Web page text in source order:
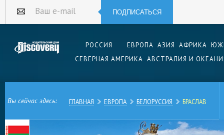
Ваш e-mail ПОДПИСАТЬСЯ
РОССИЯ ЕВРОПА АЗИЯ АФРИКА
СЕВЕРНАЯ АМЕРИКА АВСТРАЛИЯ И
Вы сейчас здесь: ГЛАВНАЯ ЕВРОПА БЕЛОРУССИЯ БРАСЛАВ